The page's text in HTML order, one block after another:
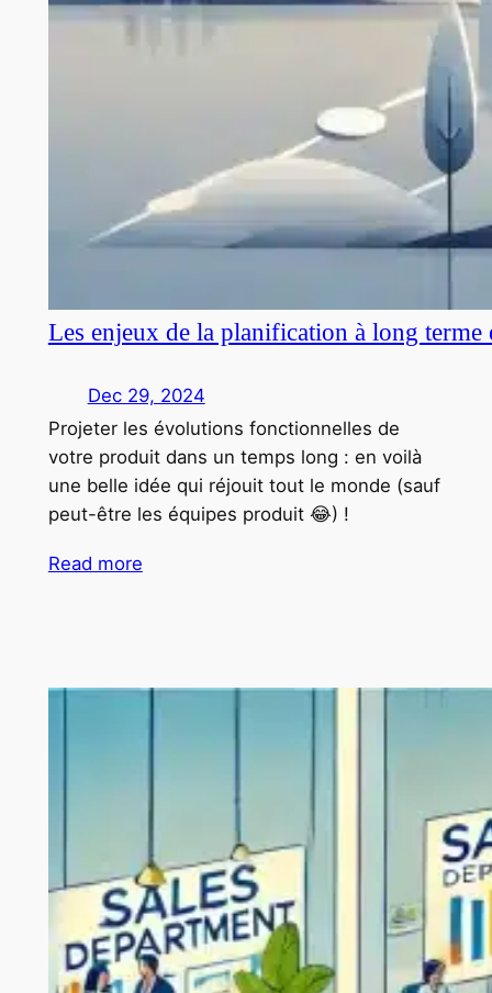
Les enjeux de la planification à long terme
Dec 29, 2024
Projeter les évolutions fonctionnelles de
votre produit dans un temps long : en voilà
une belle idée qui réjouit tout le monde (sauf
peut-être les équipes produit 😂) !
Read more